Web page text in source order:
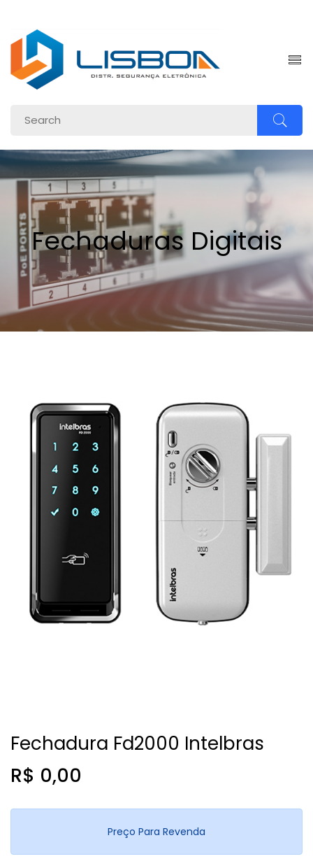
Fechaduras Digitais
Fechadura Fd2000 Intelbras
R$ 0,00
Preço Para Revenda